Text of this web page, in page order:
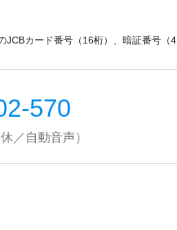
JCBカード番号（16桁）、暗証番号（4
570
／自動音声）